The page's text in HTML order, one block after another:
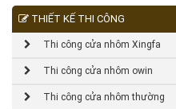
THIẾT KẾ THI CÔNG
Thi công cửa nhôm Xingfa
Thi công cửa nhôm owin
Thi công cửa nhôm thường